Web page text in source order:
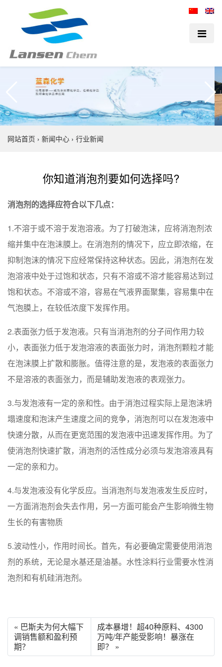
网站首页 › 新闻中心 › 行业新闻
你知道消泡剂要如何选择吗?
消泡剂的选择应符合以下几点：
1.不溶于或不溶于发泡溶液。为了打破泡沫，应将消泡剂浓
缩并集中在泡沫膜上。在消泡剂的情况下，应立即浓缩，在
抑制泡沫的情况下应经常保持这种状态。因此，消泡剂在发
泡溶液中处于过饱和状态，只有不溶或不溶才能容易达到过
饱和状态。不溶或不溶，容易在气液界面聚集，容易集中在
气泡膜上，在较低浓度下发挥作用。
2.表面张力低于发泡液。只有当消泡剂的分子间作用力较
小，表面张力低于发泡溶液的表面张力时，消泡剂颗粒才能
在泡沫膜上扩散和膨胀。值得注意的是，发泡液的表面张力
不是溶液的表面张力，而是辅助发泡液的表观张力。
3.与发泡液有一定的亲和性。由于消泡过程实际上是泡沫坍
塌速度和泡沫产生速度之间的竞争，消泡剂可以在发泡液中
快速分散，从而在更宽范围的发泡液中迅速发挥作用。为了
使消泡剂快速扩散，消泡剂的活性成分必须与发泡溶液具有
一定的亲和力。
4.与发泡液没有化学反应。当消泡剂与发泡液发生反应时，
一方面消泡剂会失去作用，另一方面可能会产生影响微生物
生长的有害物质
5.波动性小，作用时间长。首先，有必要确定需要使用消泡
剂的系统，无论是水基还是油基。水性涂料行业需要水性消
泡剂和有机硅消泡剂。
« 巴斯夫为何大幅下
调销售额和盈利预
期？
成本暴增！超40种原料、4300
万吨/年产能受影响！暴涨在
即？ »